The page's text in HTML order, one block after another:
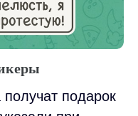
получат подарок